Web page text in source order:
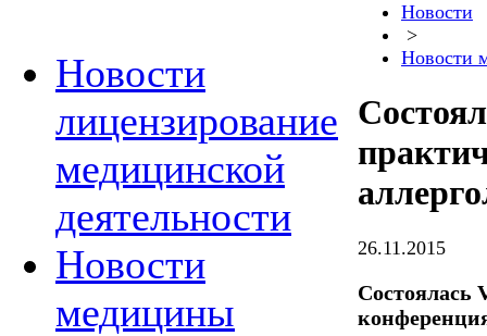
Новости
лицензирование
медицинской
деятельности
Новости
медицины
Новости
>
Новости
26.11.2015
Состоялась